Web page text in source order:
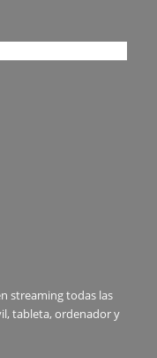
streaming todas las
tableta, ordenador y